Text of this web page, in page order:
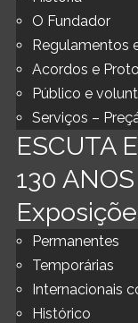
O Fundador
Regulamentos
Acordos e
Público e
Serviços –
ESCUTA
130
Permanentes
Temporárias
Internacionais
Histórico